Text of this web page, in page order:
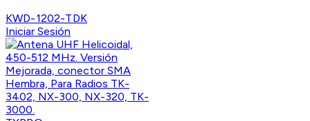
KWD-1202-TDK
Iniciar Sesión